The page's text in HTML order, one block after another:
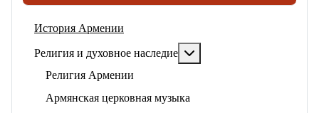
История Армении
Религия и духовное наследие
Религия Армении
Армянская церковная музыка